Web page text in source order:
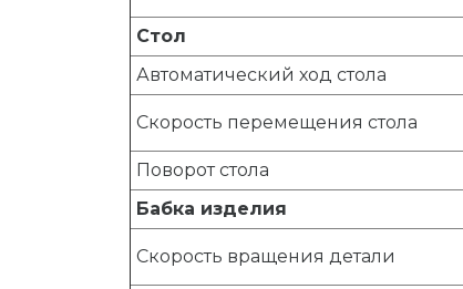
Стол
Автоматический ход стола
Скорость перемещения стола
Поворот стола
Бабка изделия
Скорость вращения детали